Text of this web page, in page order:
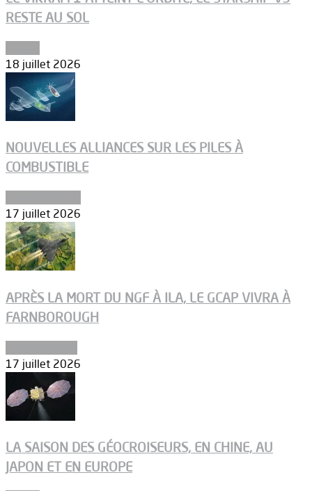
RESTE AU SOL
18 juillet 2026
NOUVELLES ALLIANCES SUR LES PILES À
COMBUSTIBLE
17 juillet 2026
APRÈS LA MORT DU NGF À ILA, LE GCAP VIVRA À
FARNBOROUGH
17 juillet 2026
LA SAISON DES GÉOCROISEURS, EN CHINE, AU
JAPON ET EN EUROPE